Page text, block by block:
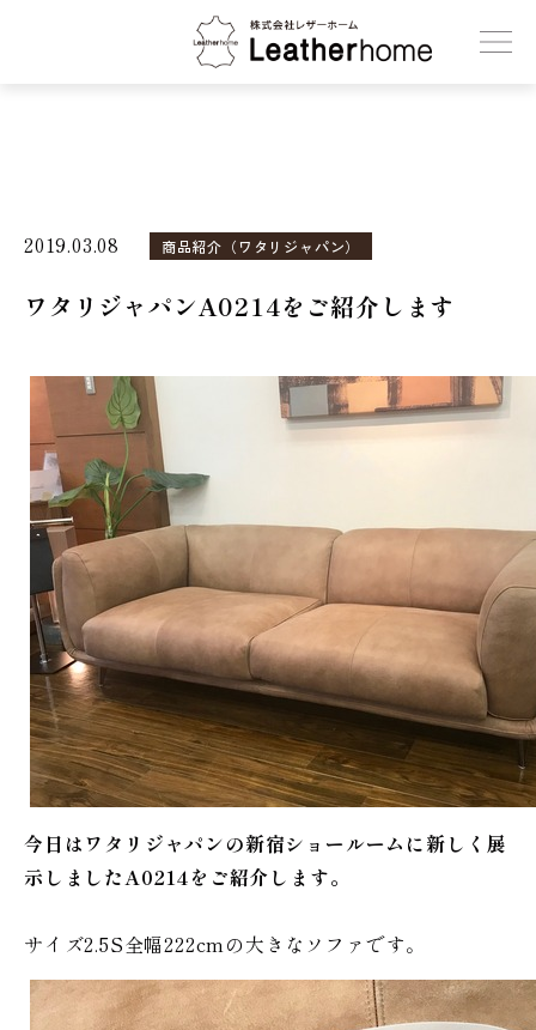
株式会社レザーホーム
2019.03.08 商品紹介（ワタリジャパン）
ワタリジャパンA0214をご紹介します
今日はワタリジャパンの新宿ショールームに新しく展
示しましたA0214をご紹介します。
サイズ2.5S全幅222cmの大きなソファです。